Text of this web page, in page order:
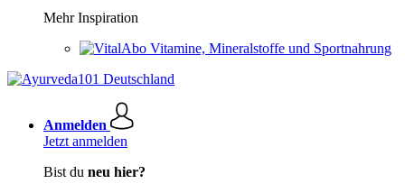
Mehr Inspiration
Vitamine, Mineralstoffe und Sportnahrung
Anmelden
Jetzt anmelden
Bist du neu hier?